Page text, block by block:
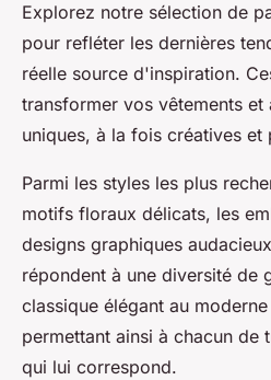
Explorez notre sélection de
pour refléter les dernières
réelle source d'inspiration.
transformer vos vêtements et
uniques, à la fois créatives et
Parmi les styles les plus
motifs floraux délicats, les
designs graphiques
répondent à une diversité de
classique élégant au
permettant ainsi à chacun de
qui lui correspond.